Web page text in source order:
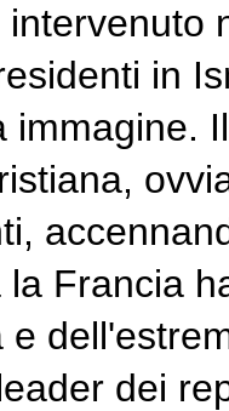
in
immagine.
Francia
dei